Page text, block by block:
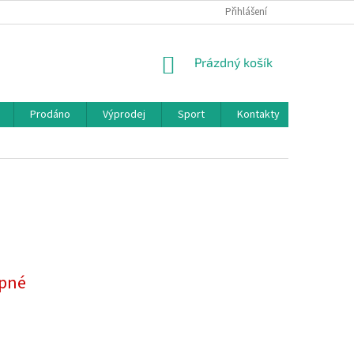
Přihlášení
NÁKUPNÍ
Prázdný košík
Prodáno Výprodej Sport
Kontakty